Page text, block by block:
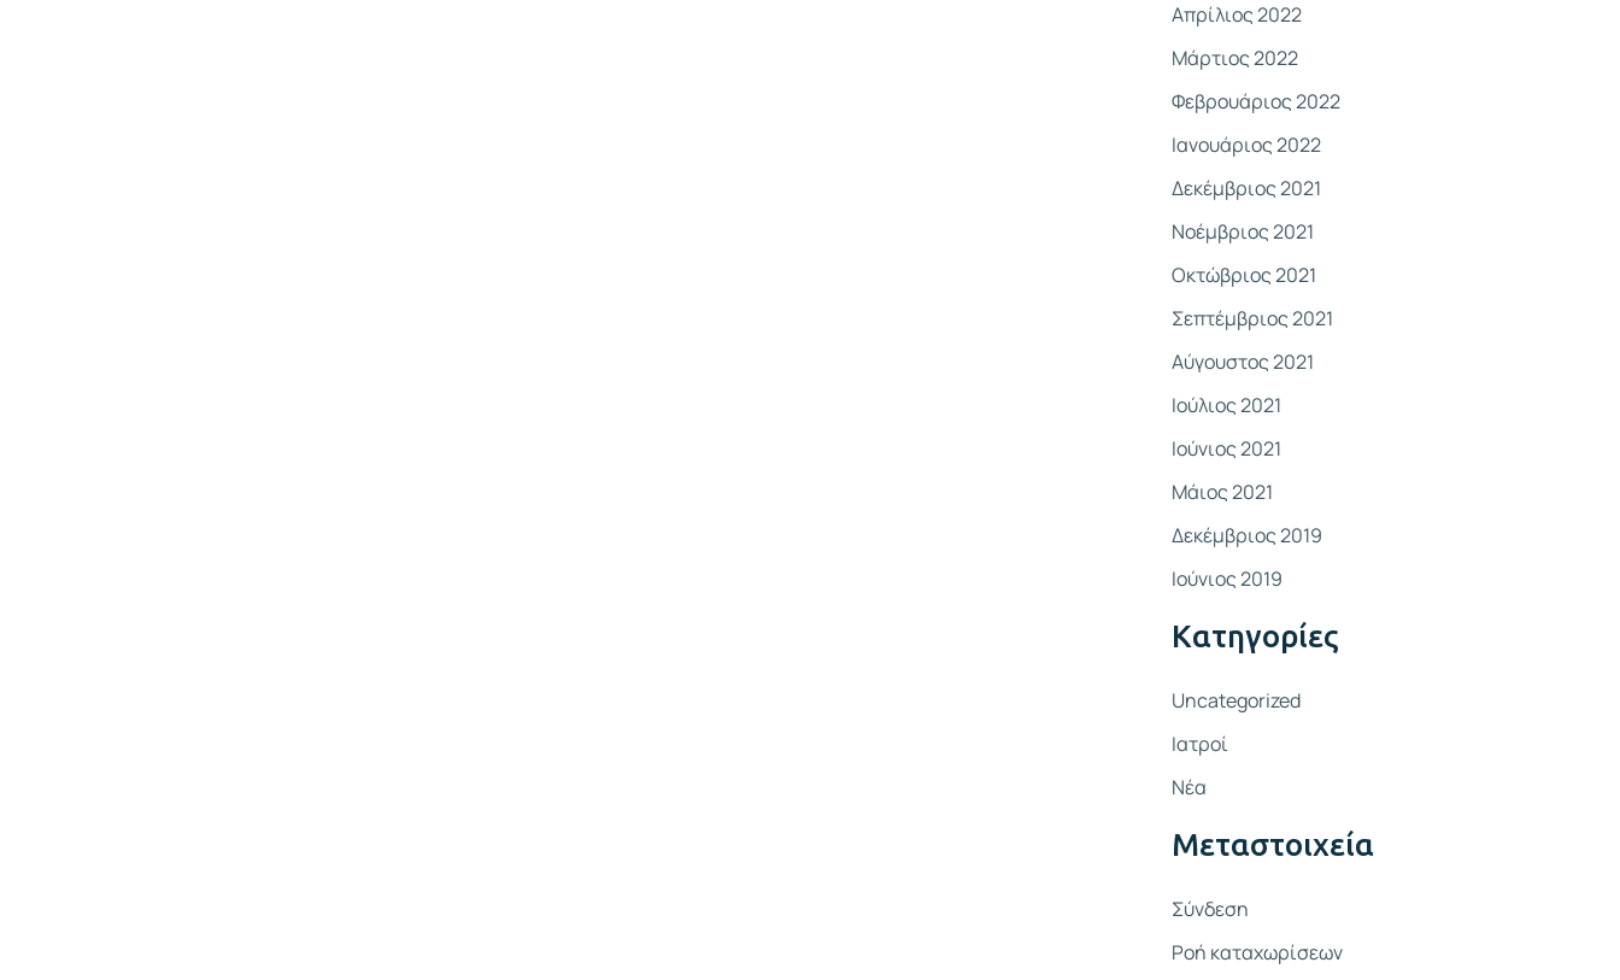
Απρίλιος 2022
Μάρτιος 2022
Φεβρουάριος 2022
Ιανουάριος 2022
Δεκέμβριος 2021
Νοέμβριος 2021
Οκτώβριος 2021
Σεπτέμβριος 2021
Αύγουστος 2021
Ιούλιος 2021
Ιούνιος 2021
Μάιος 2021
Δεκέμβριος 2019
Ιούνιος 2019
Kατηγορίες
Uncategorized
Ιατροί
Νέα
Μεταστοιχεία
Σύνδεση
Ροή καταχωρίσεων